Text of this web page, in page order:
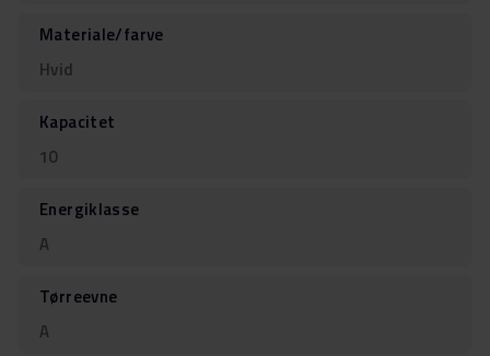
Materiale/farve
Hvid
Kapacitet
10
Energiklasse
A
Tørreevne
A